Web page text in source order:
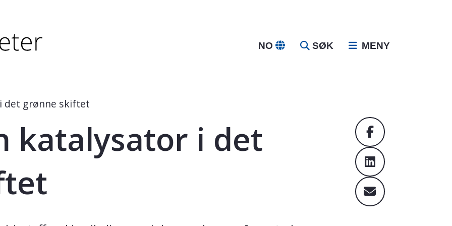
eller - (minus) for å forminske.
eller - (minus) for å forminske.
NO SØK MENY
det grønne skiftet
katalysator i det